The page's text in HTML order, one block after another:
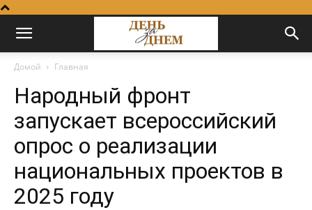
Домой Главная
Народный фронт
запускает всероссийский
опрос о реализации
национальных проектов в
2025 году